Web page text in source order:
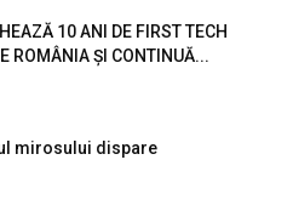
10 ANI DE FIRST TECH
ROMÂNIA ȘI CONTINUĂ...
mirosului dispare